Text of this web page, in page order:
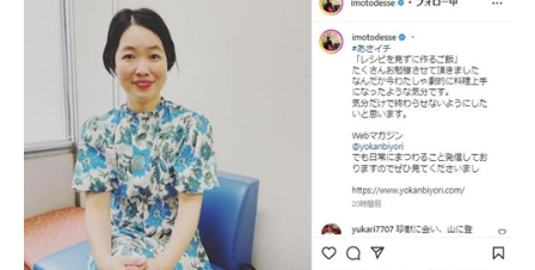
ビジネスと働き方のヒント
AI活用のいまが分かる
企業ITのトレンドを詳説
経営リーダーのコミュニティ
マーケ×ITの今がよく分かる